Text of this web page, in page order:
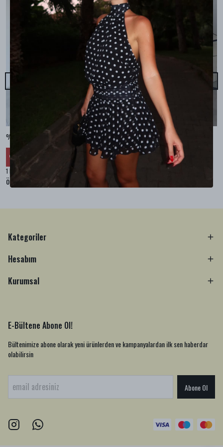
%100 KETEN CEPLİ ŞALVAR PANTOLON - Bej
% ₺ 1,609.99
1 Renk 4 Beden
örnek
%100 KETEN SALAŞ GÖMLEK - Bej
%30
₺ 2,099.99
₺ 1,469.99
örnek
Kategoriler
Hesabım
Kurumsal
E-Bültene Abone Ol!
Bültenimize abone olarak yeni ürünlerden ve kampanyalardan ilk sen haberdar
olabilirsin
Abone Ol